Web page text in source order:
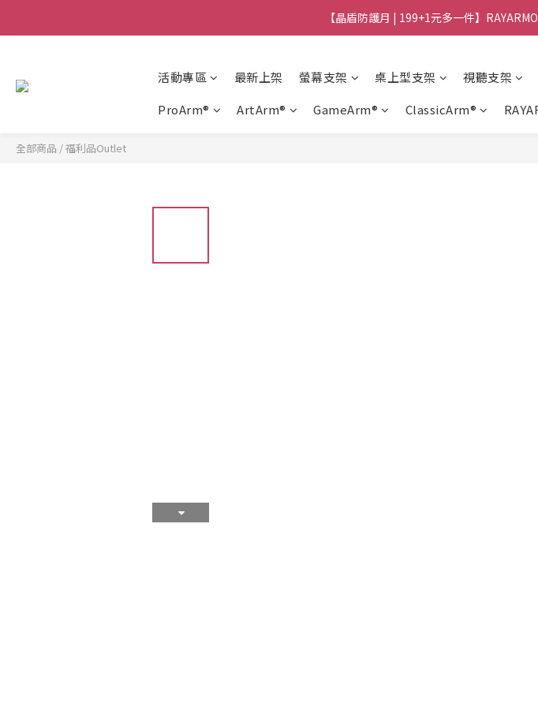
【晶盾防護月 | 199+1元多一件】
活動專區 最新上架 螢幕支架 桌上型支架 視聽支架
ProArm®
ArtArm® GameArm® ClassicArm®
全部商品 /福利品Outlet